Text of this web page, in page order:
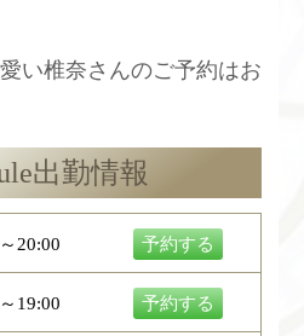
い椎奈さんのご予約はお
出勤情報
20:00 予約する
19:00 予約する